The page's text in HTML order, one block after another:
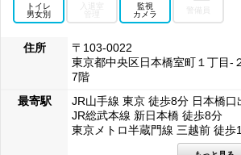
トイレ
男女別
入退室
監視
カメラ
警備員
住所
〒103-0022
東京都中央区日本橋室町１丁目
7階
最寄駅
JR山手線 東京 徒歩8分 日本橋口
JR総武本線 新日本橋 徒歩8分
東京メトロ半蔵門線 三越前 徒歩